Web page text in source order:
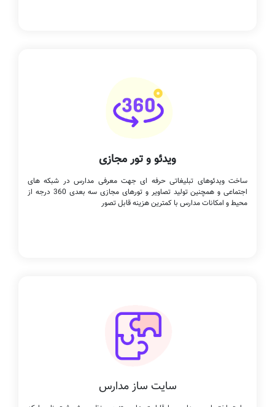
ویدئو و تور مجازی
ساخت ویدئوهای تبلیغاتی حرفه ای جهت معرفی مدارس در شبکه های
اجتماعی و همچنین تولید تصاویر و تورهای مجازی سه بعدی 360 درجه از
محیط و امکانات مدارس با کمترین هزینه قابل تصور
سایت ساز مدارس